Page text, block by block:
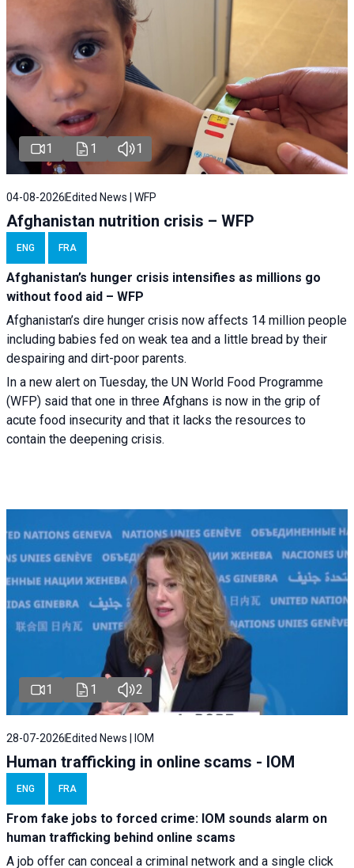
1 1 1
04-08-2026 Edited News | WFP
Afghanistan nutrition crisis – WFP
ENG FRA
Afghanistan’s hunger crisis intensifies as millions go
without food aid – WFP
Afghanistan’s dire hunger crisis now affects 14 million people
including babies fed on weak tea and a little bread by their
despairing and dirt-poor parents.
In a new alert on Tuesday, the UN World Food Programme
(WFP) said that one in three Afghans is now in the grip of
acute food insecurity and that it lacks the resources to
contain the deepening crisis.
1 1 2
28-07-2026Edited News | IOM
Human trafficking in online scams - IOM
ENG FRA
From fake jobs to forced crime: IOM sounds alarm on
human trafficking behind online scams
A job offer can conceal a criminal network and a single click